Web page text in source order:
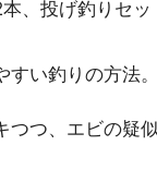
、投げ釣りセッ
い釣りの方法。
つ、エビの疑